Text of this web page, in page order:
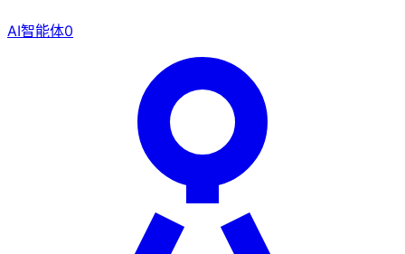
AI智能体0